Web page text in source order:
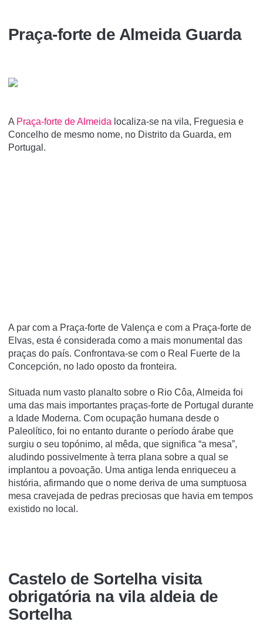
Praça-forte de Almeida Guarda
A Praça-forte de Almeida localiza-se na vila, Freguesia e
Concelho de mesmo nome, no Distrito da Guarda, em
Portugal.
A par com a Praça-forte de Valença e com a Praça-forte de
Elvas, esta é considerada como a mais monumental das
praças do paí­s. Confrontava-se com o Real Fuerte de la
Concepción, no lado oposto da fronteira.
Situada num vasto planalto sobre o Rio Côa, Almeida foi
uma das mais importantes praças-forte de Portugal durante
a Idade Moderna. Com ocupação humana desde o
Paleolítico, foi no entanto durante o período árabe que
surgiu o seu topónimo, al mêda, que significa “a mesa”,
aludindo possivelmente à terra plana sobre a qual se
implantou a povoação. Uma antiga lenda enriqueceu a
história, afirmando que o nome deriva de uma sumptuosa
mesa cravejada de pedras preciosas que havia em tempos
existido no local.
Castelo de Sortelha visita
obrigatória na vila aldeia de
Sortelha